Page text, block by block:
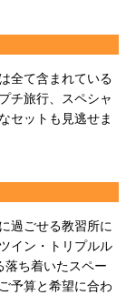
全て含まれている
チ旅行、スペシャ
セットも見逃せま
過ごせる教習所に
イン・トリプルル
落ち着いたスペー
予算と希望に合わ